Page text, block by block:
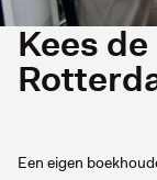
Kees
Een eigen